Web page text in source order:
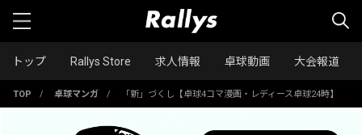
トップ Rallys Store 求人情報 卓球動画 大会報道
TOP / 卓球マンガ / 「新」づくし【卓球4コマ漫画・レディース卓球24時】